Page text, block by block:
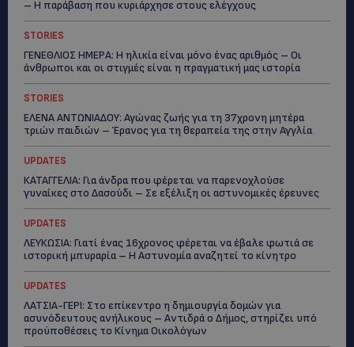
– Η παράβαση που κυριάρχησε στους ελέγχους
STORIES
ΓΕΝΕΘΛΙΟΣ ΗΜΕΡΑ: Η ηλικία είναι μόνο ένας αριθμός – Οι
άνθρωποι και οι στιγμές είναι η πραγματική μας ιστορία
STORIES
ΕΛΕΝΑ ΑΝΤΩΝΙΑΔΟΥ: Αγώνας ζωής για τη 37χρονη μητέρα
τριών παιδιών – Έρανος για τη θεραπεία της στην Αγγλία
UPDATES
ΚΑΤΑΓΓΕΛΙΑ: Για άνδρα που φέρεται να παρενοχλούσε
γυναίκες στο Δασούδι – Σε εξέλιξη οι αστυνομικές έρευνες
UPDATES
ΛΕΥΚΩΣΙΑ: Γιατί ένας 16χρονος φέρεται να έβαλε φωτιά σε
ιστορική μπυραρία – Η Αστυνομία αναζητεί το κίνητρο
UPDATES
ΛΑΤΣΙΑ-ΓΕΡΙ: Στο επίκεντρο η δημιουργία δομών για
ασυνόδευτους ανήλικους – Αντιδρά ο Δήμος, στηρίζει υπό
προϋποθέσεις το Κίνημα Οικολόγων